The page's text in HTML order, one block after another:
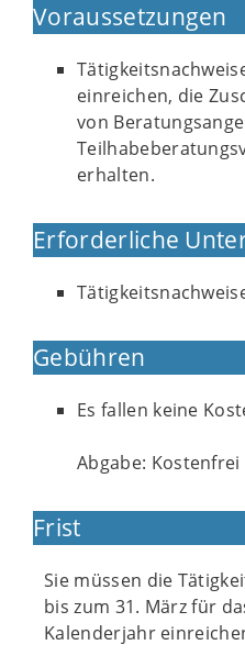
Voraussetzungen
einreichen, die
von
erhalten.
Erforderliche
Gebühren
Es fallen keine
Abgabe:
Frist
Sie müssen die
bis zum 31. März für
Kalenderjahr